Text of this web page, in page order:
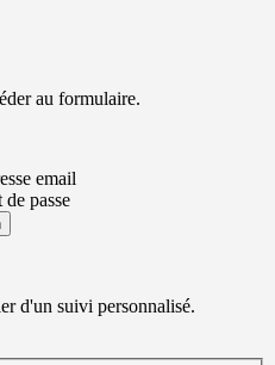
au formulaire.
email
passe
d'un suivi personnalisé.